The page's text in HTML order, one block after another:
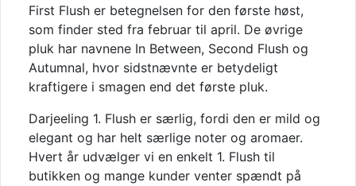
First Flush er betegnelsen for den første høst,
som finder sted fra februar til april. De øvrige
pluk har navnene In Between, Second Flush og
Autumnal, hvor sidstnævnte er betydeligt
kraftigere i smagen end det første pluk.
Darjeeling 1. Flush er særlig, fordi den er mild og
elegant og har helt særlige noter og aromaer.
Hvert år udvælger vi en enkelt 1. Flush til
butikken og mange kunder venter spændt på